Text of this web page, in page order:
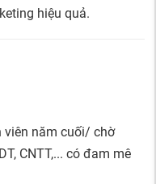
hiệu quả.
viên năm cuối/ chờ
CNTT,... có đam mê